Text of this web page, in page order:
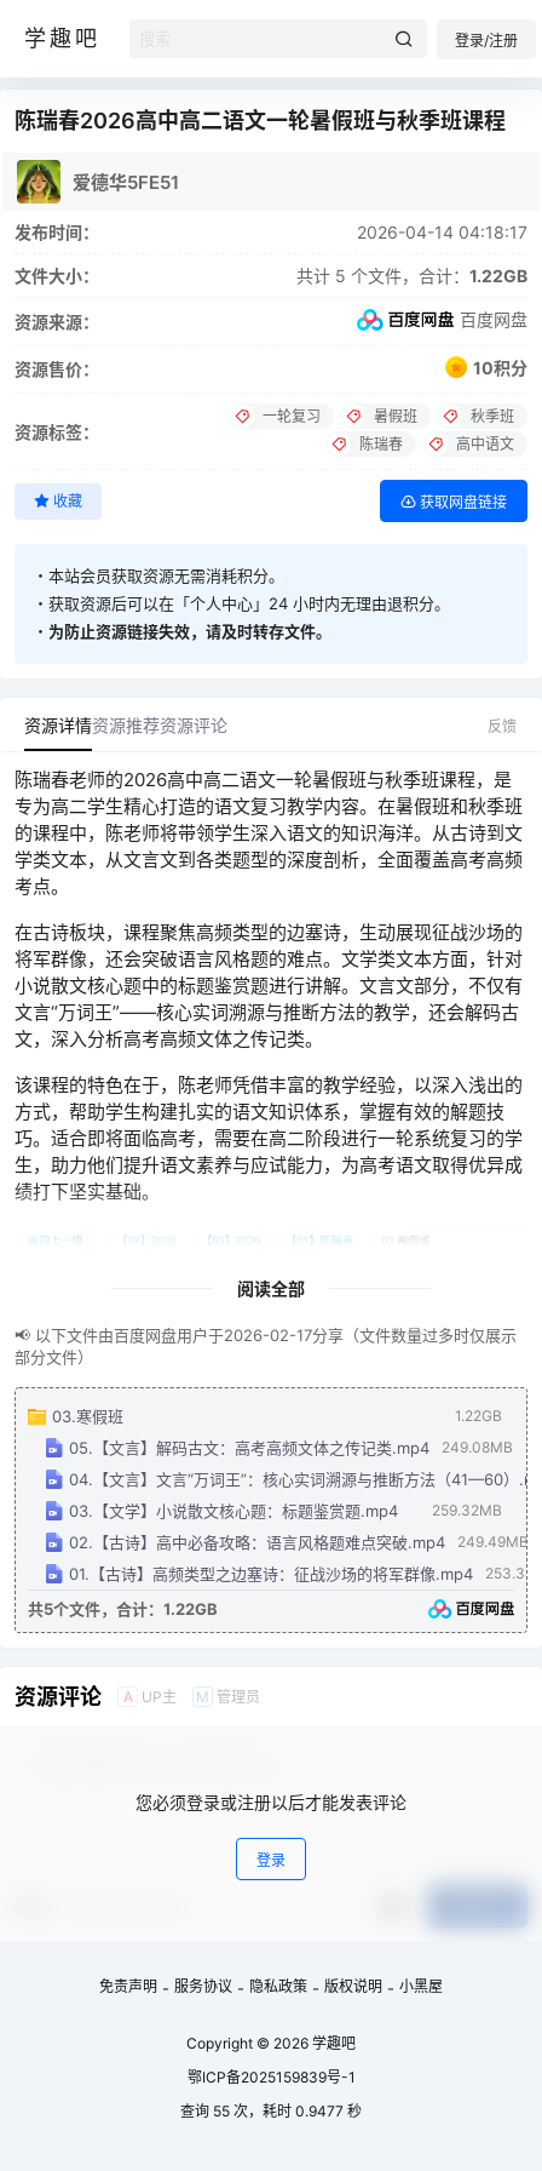
学趣吧 登录/注册
陈瑞春2026高中高二语文一轮暑假班与秋季班课程
爱德华5FE51
发布时间： 2026-04-14 04:18:17
文件大小： 共计 5 个文件，合计： 1.22GB
资源来源： 百度网盘
资源售价： 10积分
资源标签：
一轮复习 暑假班
秋季班
陈瑞春
高中语文
收藏 获取网盘链接
・本站会员获取资源无需消耗积分。
・获取资源后可以在「个人中心」24 小时内无理由退积分。
・ 为防止资源链接失效，请及时转存文件。
资源详情资源推荐资源评论 反馈
陈瑞春老师的2026高中高二语文一轮暑假班与秋季班课程，是
专为高二学生精心打造的语文复习教学内容。在暑假班和秋季班
的课程中，陈老师将带领学生深入语文的知识海洋。从古诗到文
学类文本，从文言文到各类题型的深度剖析，全面覆盖高考高频
考点。
在古诗板块，课程聚焦高频类型的边塞诗，生动展现征战沙场的
将军群像，还会突破语言风格题的难点。文学类文本方面，针对
小说散文核心题中的标题鉴赏题进行讲解。文言文部分，不仅有
文言“万词王”——核心实词溯源与推断方法的教学，还会解码古
文，深入分析高考高频文体之传记类。
该课程的特色在于，陈老师凭借丰富的教学经验，以深入浅出的
方式，帮助学生构建扎实的语文知识体系，掌握有效的解题技
巧。适合即将面临高考，需要在高二阶段进行一轮系统复习的学
生，助力他们提升语文素养与应试能力，为高考语文取得优异成
绩打下坚实基础。
阅读全部
📢 以下文件由百度网盘用户于2026-02-17分享（文件数量过多时仅展示
部分文件）
03.寒假班 1.22GB
05.【文言】解码古文：高考高频文体之传记类.mp4 249.08MB
04.【文言】文言“万词王”：核心实词溯源与推断方法（41—60）
03.【文学】小说散文核心题：标题鉴赏题.mp4
259.32MB
02.【古诗】高中必备攻略：语言风格题难点突破.mp4 249.49MB
01.【古诗】高频类型之边塞诗：征战沙场的将军群像.mp4
共5个文件，合计：1.22GB
资源评论 A UP主 M 管理员
您必须登录或注册以后才能发表评论
登录
免责声明 - 服务协议 - 隐私政策 - 版权说明 - 小黑屋
Copyright © 2026 学趣吧
鄂ICP备2025159839号-1
查询 55 次，耗时 0.9477 秒